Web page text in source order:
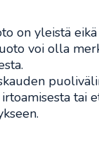
on yleistä
voi olla
tai